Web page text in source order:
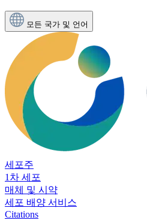
모든 국가 및 언어
세포주
1차 세포
매체 및 시약
세포 배양 서비스
Citations